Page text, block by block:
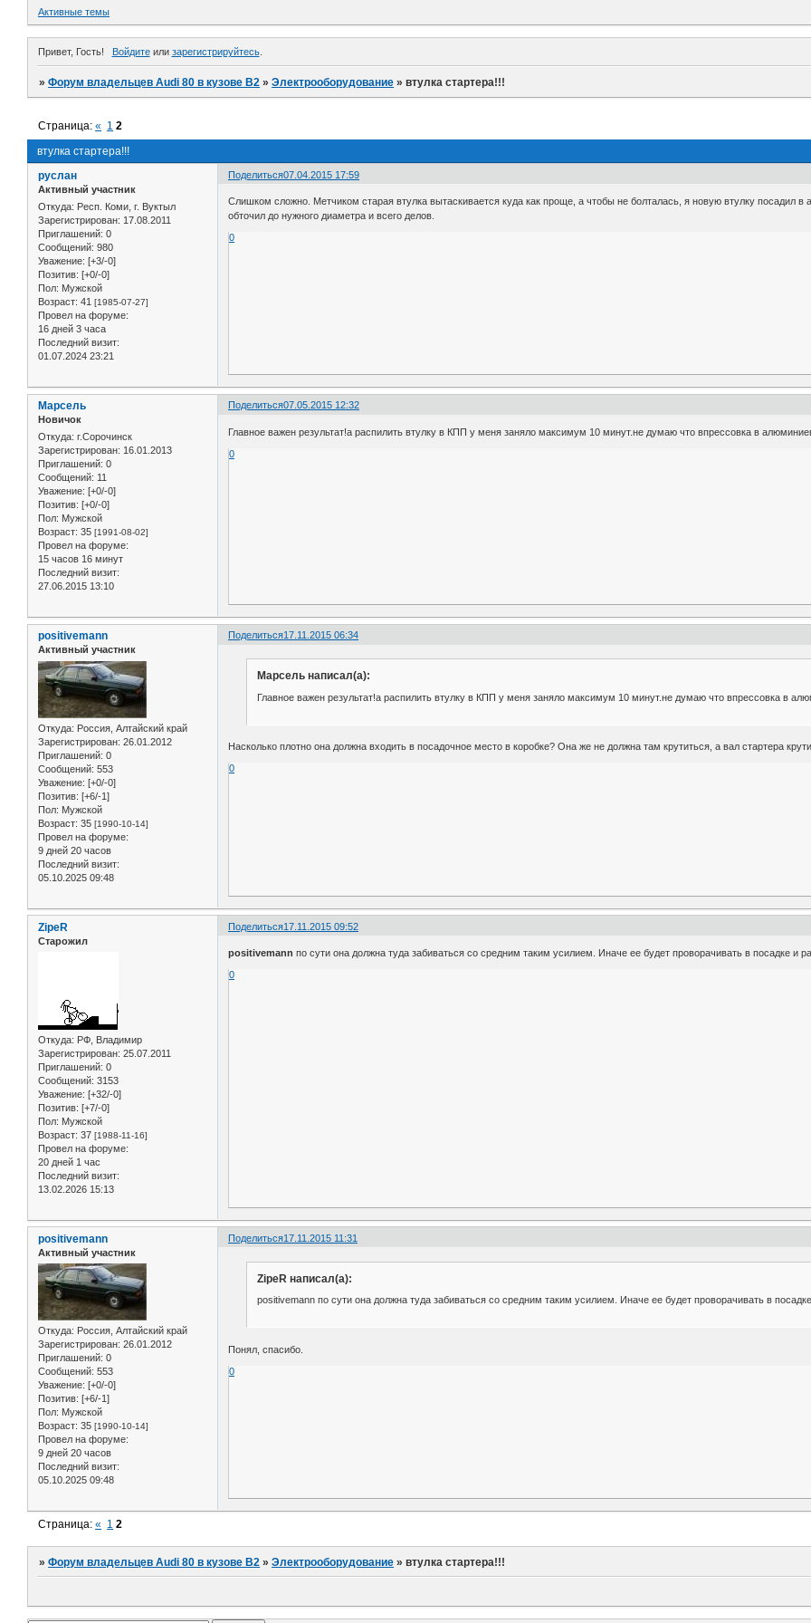
Активные темы
Привет, Гость! Войдитеили зарегистрируйтесь.
»Форум владельцев Audi 80 в кузове В2 »Электрооборудование »втулка стартера!!!
втулка стартера!!!
Страница:« 1 2
Поделиться07.04.2015 17:59
руслан
Активный участник
Откуда: Респ. Коми, г. Вуктыл
Зарегистрирован: 17.08.2011
Приглашений: 0
Сообщений: 980
Уважение: [+3/-0]
Позитив: [+0/-0]
Пол: Мужской
Возраст: 41 [1985-07-27]
Провел на форуме:
16 дней 3 часа
Последний визит:
01.07.2024 23:21
Слишком сложно. Метчиком старая втулка вытаскивается куда как проще, а чтобы не болталась, я новую втулку посадил
обточил до нужного диаметра и всего делов.
0
Поделиться07.05.2015 12:32
Марсель
Новичок
Откуда: г.Сорочинск
Зарегистрирован: 16.01.2013
Приглашений: 0
Сообщений: 11
Уважение: [+0/-0]
Позитив: [+0/-0]
Пол: Мужской
Возраст: 35 [1991-08-02]
Провел на форуме:
15 часов 16 минут
Последний визит:
27.06.2015 13:10
Главное важен результат!а распилить втулку в КПП у меня заняло максимум 10 минут.не думаю что впрессовка в
0
Поделиться17.11.2015 06:34
positivemann
Активный участник
Откуда: Россия, Алтайский край
Зарегистрирован: 26.01.2012
Приглашений: 0
Сообщений: 553
Уважение: [+0/-0]
Позитив: [+6/-1]
Пол: Мужской
Возраст: 35 [1990-10-14]
Провел на форуме:
9 дней 20 часов
Последний визит:
05.10.2025 09:48
Марсель написал(а):
Главное важен результат!а распилить втулку в КПП у меня заняло максимум 10 минут.не думаю что впрессовка в
Насколько плотно она должна входить в посадочное место в коробке? Она же не должна там крутиться, а вал стартера
0
Поделиться17.11.2015 09:52
ZipeR
Старожил
Откуда: РФ, Владимир
Зарегистрирован: 25.07.2011
Приглашений: 0
Сообщений: 3153
Уважение: [+32/-0]
Позитив: [+7/-0]
Пол: Мужской
Возраст: 37 [1988-11-16]
Провел на форуме:
20 дней 1 час
Последний визит:
13.02.2026 15:13
positivemann по сути она должна туда забиваться со средним таким усилием. Иначе ее будет проворачивать в посадке и
0
Поделиться17.11.2015 11:31
positivemann
Активный участник
Откуда: Россия, Алтайский край
Зарегистрирован: 26.01.2012
Приглашений: 0
Сообщений: 553
Уважение: [+0/-0]
Позитив: [+6/-1]
Пол: Мужской
Возраст: 35 [1990-10-14]
Провел на форуме:
9 дней 20 часов
Последний визит:
05.10.2025 09:48
ZipeR написал(а):
positivemann по сути она должна туда забиваться со средним таким усилием. Иначе ее будет проворачивать в посадке
Понял, спасибо.
0
Страница:« 1 2
»Форум владельцев Audi 80 в кузове В2 »Электрооборудование »втулка стартера!!!